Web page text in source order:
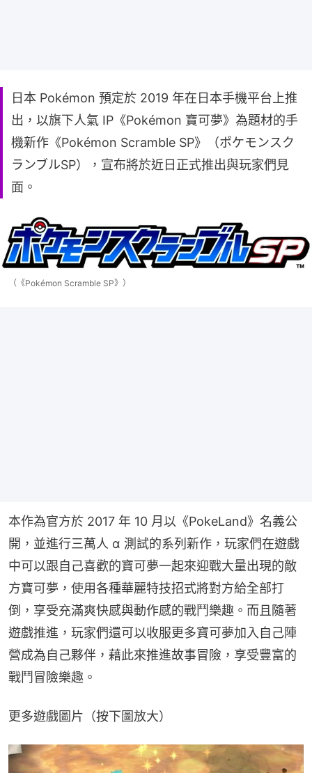
日本 Pokémon 預定於 2019 年在日本手機平台上推
出，以旗下人氣 IP《Pokémon 寶可夢》為題材的手
機新作《Pokémon Scramble SP》（ポケモンスク
ランブルSP），宣布將於近日正式推出與玩家們見
面。
（《Pokémon Scramble SP》）
本作為官方於 2017 年 10 月以《PokeLand》名義公
開，並進行三萬人 α 測試的系列新作，玩家們在遊戲
中可以跟自己喜歡的寶可夢一起來迎戰大量出現的敵
方寶可夢，使用各種華麗特技招式將對方給全部打
倒，享受充滿爽快感與動作感的戰鬥樂趣。而且隨著
遊戲推進，玩家們還可以收服更多寶可夢加入自己陣
營成為自己夥伴，藉此來推進故事冒險，享受豐富的
戰鬥冒險樂趣。
更多遊戲圖片（按下圖放大）